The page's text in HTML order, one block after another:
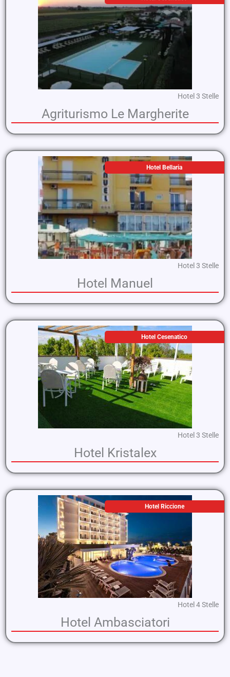
Hotel 3 Stelle
Agriturismo Le Margherite
Hotel Bellaria
Hotel 3 Stelle
Hotel Manuel
Hotel Cesenatico
Hotel 3 Stelle
Hotel Kristalex
Hotel Riccione
Hotel 4 Stelle
Hotel Ambasciatori